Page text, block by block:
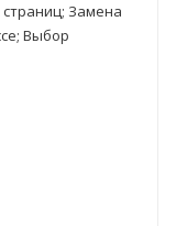
Замена
Выбор